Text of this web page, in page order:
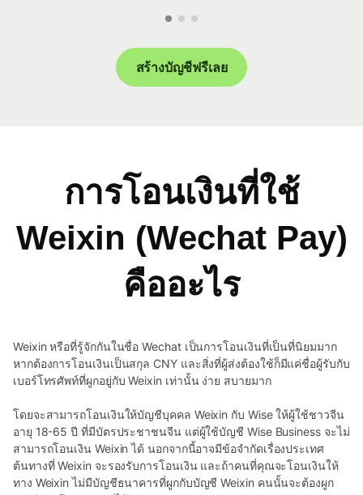
สร้างบัญชีฟรีเลย
การโอนเงินที่ใช้
Weixin (Wechat Pay)
คืออะไร
Weixin หรือที่รู้จักกันในชื่อ Wechat เป็นการโอนเงินที่เป็นที่นิยมมาก
หากต้องการโอนเงินเป็นสกุล CNY และสิ่งที่ผู้ส่งต้องใช้ก็มีแค่ชื่อผู้รับกับ
เบอร์โทรศัพท์ที่ผูกอยู่กับ Weixin เท่านั้น ง่าย สบายมาก
โดยจะสามารถโอนเงินให้บัญชีบุคคล Weixin กับ Wise ให้ผู้ใช้ชาวจีน
อายุ 18-65 ปี ที่มีบัตรประชาชนจีน แต่ผู้ใช้บัญชี Wise Business จะไม่
สามารถโอนเงิน Weixin ได้ นอกจากนี้อาจมีข้อจำกัดเรื่องประเทศ
ต้นทางที่ Weixin จะรองรับการโอนเงิน และถ้าคนที่คุณจะโอนเงินให้
ทาง Weixin ไม่มีบัญชีธนาคารที่ผูกกับบัญชี Weixin คนนั้นจะต้องผูก